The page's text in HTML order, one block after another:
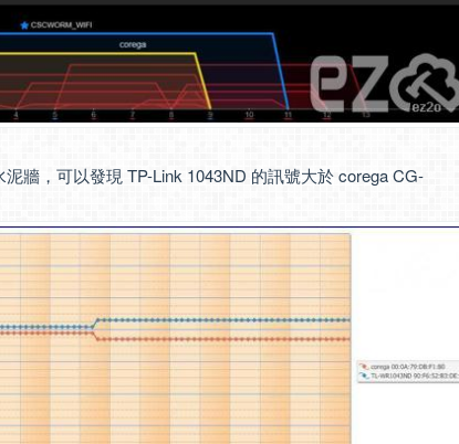
牆，可以發現 TP-Link 1043ND 的訊號大於 corega CG-